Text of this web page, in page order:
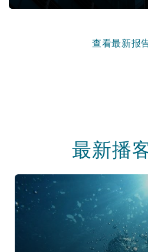
查看最新报
最新播
Casualty